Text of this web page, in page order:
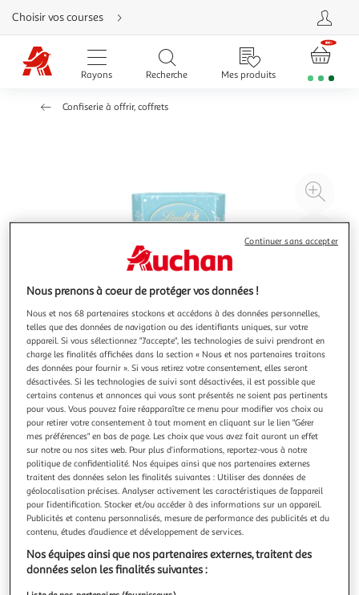
Aller
directement
au
contenu
Aller
directement
Aller
d'aide
Choisir vos courses
Rayons Recherche Mes produits
Confiserie à offrir, coffrets
à
4.3 (15)
LINDT
Lindor bouchées au chocolat lait caramel et pointe de
sel
Pour les fêtes de Noël, craquez pour le Cornet LINDOR
Caramel Pointe de Sel : un délicieux chocolat au Lait à la
sa délicate coquille, et découvrez son cœur irrésistiblement
fondant, pour un moment de pur bonheur. Fondez de
bonheur avec LIND
337g
Vous voulez connaître le prix de ce produit ?
Nous prenons à coeur de protéger vos données !
Nous et nos 68 partenaires stockons et accédons à des données personnelles,
telles que des données de navigation ou des identifiants uniques, sur votre
appareil. Si vous sélectionnez "J'accepte", les technologies de suivi prendront en
charge les finalités affichées dans la section « Nous et nos partenaires traitons
des données pour fournir ». Si vous retirez votre consentement, elles seront
désactivées. Si les technologies de suivi sont désactivées, il est possible que
certains contenus et annonces qui vous sont présentés ne soient pas pertinents
pour vous. Vous pouvez faire réapparaître ce menu pour modifier vos choix ou
pour retirer votre consentement à tout moment en cliquant sur le lien "Gérer
mes préférences" en bas de page. Les choix que vous avez fait auront un effet
sur notre ou nos sites web. Pour plus d’informations, reportez-vous à notre
politique de confidentialité. Nos équipes ainsi que nos partenaires externes
traitent des données selon les finalités suivantes : Utiliser des données de
géolocalisation précises. Analyser activement les caractéristiques de l’appareil
pour l’identification. Stocker et/ou accéder à des informations sur un appareil.
Publicités et contenu personnalisés, mesure de performance des publicités et du
contenu, études d’audience et développement de services.
Nos équipes ainsi que nos partenaires externes, traitent des
données selon les finalités suivantes :
Continuer sans accepter